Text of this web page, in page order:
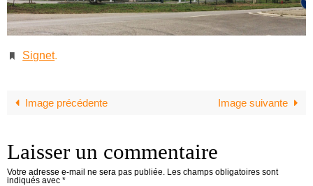
Signet.
Image précédente Image suivante
Laisser un commentaire
Votre adresse e-mail ne sera pas publiée. Les champs obligatoires sont
indiqués avec *